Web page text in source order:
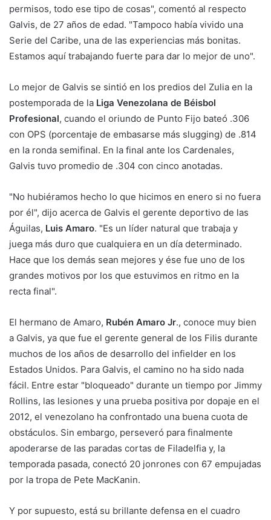
permisos, todo ese tipo de cosas", comentó al respecto
Galvis, de 27 años de edad. "Tampoco había vivido una
Serie del Caribe, una de las experiencias más bonitas.
Estamos aquí trabajando fuerte para dar lo mejor de uno".
Lo mejor de Galvis se sintió en los predios del Zulia en la
postemporada de la Liga Venezolana de Béisbol
Profesional, cuando el oriundo de Punto Fijo bateó .306
con OPS (porcentaje de embasarse más slugging) de .814
en la ronda semifinal. En la final ante los Cardenales,
Galvis tuvo promedio de .304 con cinco anotadas.
"No hubiéramos hecho lo que hicimos en enero si no fuera
por él", dijo acerca de Galvis el gerente deportivo de las
Águilas, Luis Amaro. "Es un líder natural que trabaja y
juega más duro que cualquiera en un día determinado.
Hace que los demás sean mejores y ése fue uno de los
grandes motivos por los que estuvimos en ritmo en la
recta final".
El hermano de Amaro, Rubén Amaro Jr., conoce muy bien
a Galvis, ya que fue el gerente general de los Filis durante
muchos de los años de desarrollo del infielder en los
Estados Unidos. Para Galvis, el camino no ha sido nada
fácil. Entre estar "bloqueado" durante un tiempo por Jimmy
Rollins, las lesiones y una prueba positiva por dopaje en el
2012, el venezolano ha confrontado una buena cuota de
obstáculos. Sin embargo, perseveró para finalmente
apoderarse de las paradas cortas de Filadelfia y, la
temporada pasada, conectó 20 jonrones con 67 empujadas
por la tropa de Pete MacKanin.
Y por supuesto, está su brillante defensa en el cuadro